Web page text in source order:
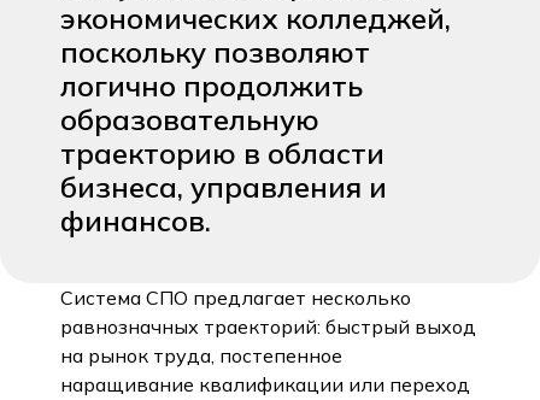
экономических колледжей,
поскольку позволяют
логично продолжить
образовательную
траекторию в области
бизнеса, управления и
финансов.
Система СПО предлагает несколько
равнозначных траекторий: быстрый выход
на рынок труда, постепенное
наращивание квалификации или переход
колледж
Если поговорить с родителями или даже с
учителями, можно услышать кучу «старых
истин» про колледжи. Многие до сих пор
думают так, как было 20–30 лет назад. Но
реальность уже другая.
04.05.2026